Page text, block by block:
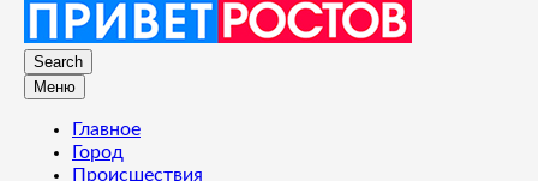
Search
Меню
Главное
Город
Происшествия